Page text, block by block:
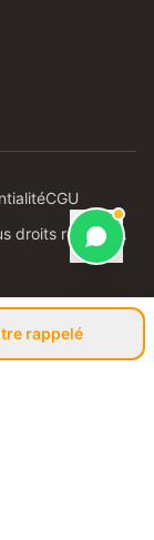
CGU
droits réservés.
rappelé